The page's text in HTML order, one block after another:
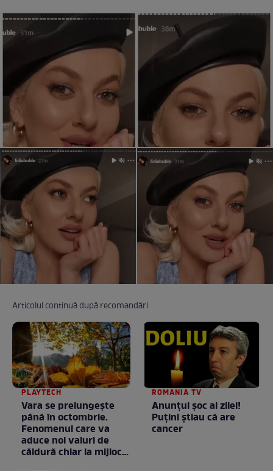
Articolul continuă după recomandări
PLAYTECH
Vara se prelungeşte
până în octombrie.
Fenomenul care va
aduce noi valuri de
căldură chiar la mijlocul
ROMANIA TV
Anunţul şoc al zilei!
Puţini ştiau că are
cancer